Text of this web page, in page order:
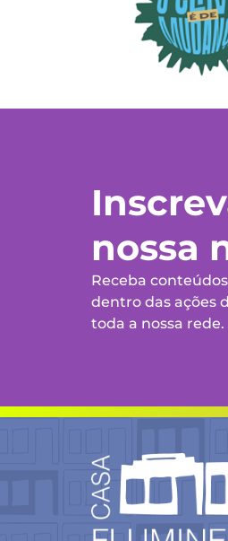
nossa
Receba
dentro das ações
toda a nossa rede.